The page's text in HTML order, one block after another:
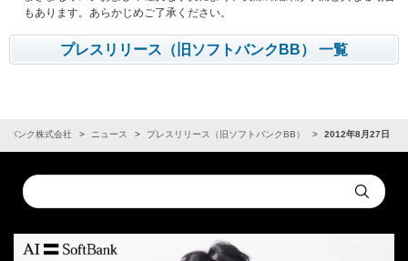
もあります。あらかじめご了承ください。
プレスリリース（旧ソフトバンクBB） 一覧
バンク株式会社 ニュース プレスリリース（旧ソフトバンクBB） 2012年8月27日
Conduct
a
Submit